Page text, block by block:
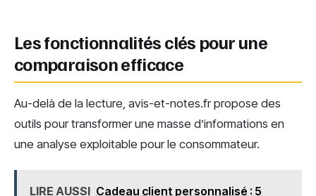
Les fonctionnalités clés pour une
comparaison efficace
Au-delà de la lecture, avis-et-notes.fr propose des
outils pour transformer une masse d’informations en
une analyse exploitable pour le consommateur.
LIRE AUSSI Cadeau client personnalisé : 5